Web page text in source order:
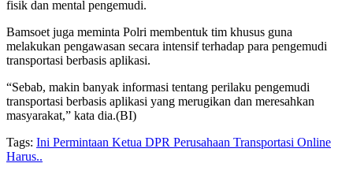
fisik dan mental pengemudi.
Bamsoet juga meminta Polri membentuk tim khusus guna
melakukan pengawasan secara intensif terhadap para pengemudi
transportasi berbasis aplikasi.
“Sebab, makin banyak informasi tentang perilaku pengemudi
transportasi berbasis aplikasi yang merugikan dan meresahkan
masyarakat,” kata dia.(BI)
Tags: Ini Permintaan Ketua DPR Perusahaan Transportasi Online
Harus..